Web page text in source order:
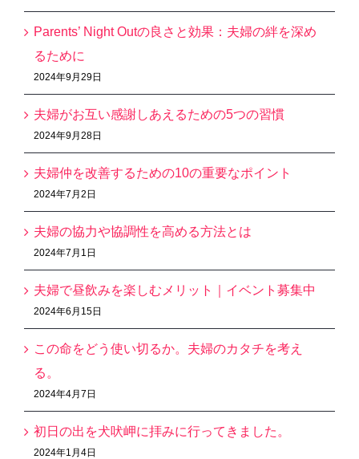
Parents’ Night Outの良さと効果：夫婦の絆を深め
るために
2024年9月29日
夫婦がお互い感謝しあえるための5つの習慣
2024年9月28日
夫婦仲を改善するための10の重要なポイント
2024年7月2日
夫婦の協力や協調性を高める方法とは
2024年7月1日
夫婦で昼飲みを楽しむメリット｜イベント募集中
2024年6月15日
この命をどう使い切るか。夫婦のカタチを考え
る。
2024年4月7日
初日の出を犬吠岬に拝みに行ってきました。
2024年1月4日